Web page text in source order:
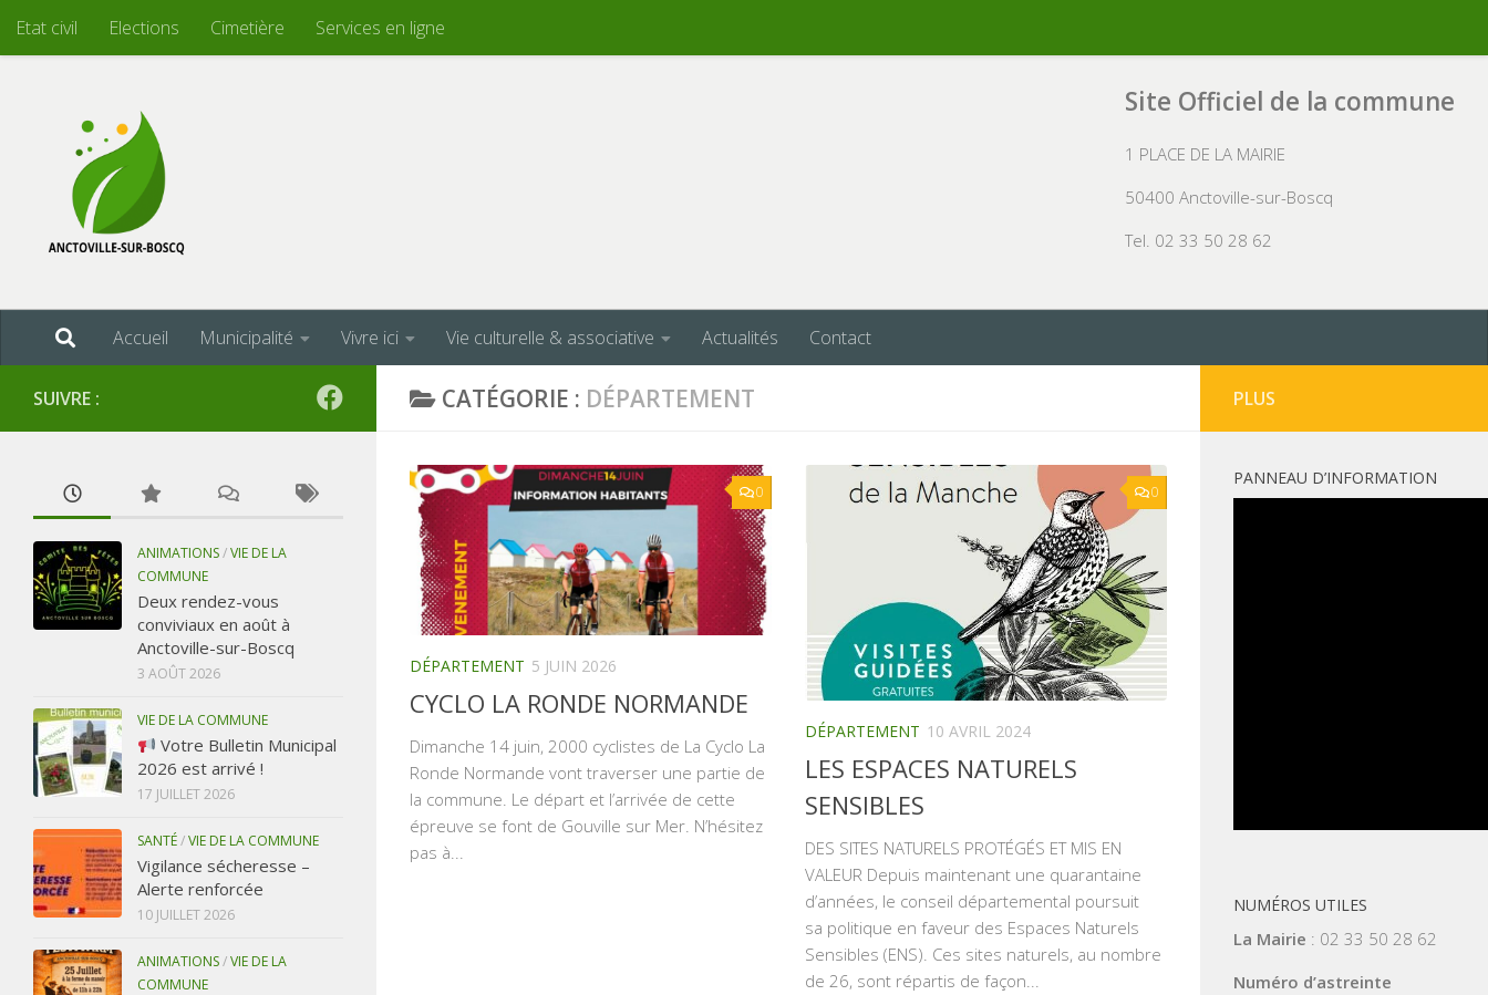
Skip to content
Etat civil Elections Cimetière Services en ligne
Site Officiel de la commune
1 PLACE DE LA MAIRIE
50400 Anctoville-sur-Boscq
Tel. 02 33 50 28 62
Accueil Municipalité Vivre ici Vie culturelle & associative Actualités Contact
CATÉGORIE : DÉPARTEMENT
0
DÉPARTEMENT 5 JUIN 2026
CYCLO LA RONDE NORMANDE
Dimanche 14 juin, 2000 cyclistes de La Cyclo La
Ronde Normande vont traverser une partie de
la commune. Le départ et l’arrivée de cette
épreuve se font de Gouville sur Mer. N’hésitez
pas à...
0
DÉPARTEMENT 10 AVRIL 2024
LES ESPACES NATURELS
SENSIBLES
DES SITES NATURELS PROTÉGÉS ET MIS EN
VALEUR Depuis maintenant une quarantaine
d’années, le conseil départemental poursuit
sa politique en faveur des Espaces Naturels
Sensibles (ENS). Ces sites naturels, au nombre
de 26, sont répartis de façon...
SUIVRE :
ANIMATIONS/VIE DE LA
COMMUNE
Deux rendez-vous
conviviaux en août à
Anctoville-sur-Boscq
3 AOÛT 2026
VIE DE LA COMMUNE
Votre Bulletin Municipal
2026 est arrivé !
17 JUILLET 2026
SANTÉ/VIE DE LA COMMUNE
Vigilance sécheresse –
Alerte renforcée
10 JUILLET 2026
ANIMATIONS/VIE DE LA
COMMUNE
PLUS
PANNEAU D’INFORMATION
NUMÉROS UTILES
La Mairie : 02 33 50 28 62
Numéro d’astreinte